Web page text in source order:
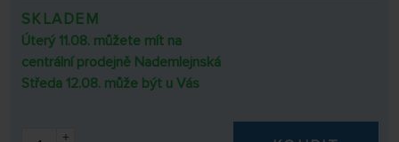
SKLADEM
Úterý 11.08. můžete mít na
centrální prodejně Nademlejnská
Středa 12.08. může být u Vás
+